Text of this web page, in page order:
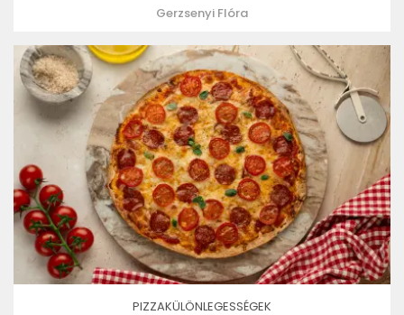
Gerzsenyi Flóra
PIZZAKÜLÖNLEGESSÉGEK